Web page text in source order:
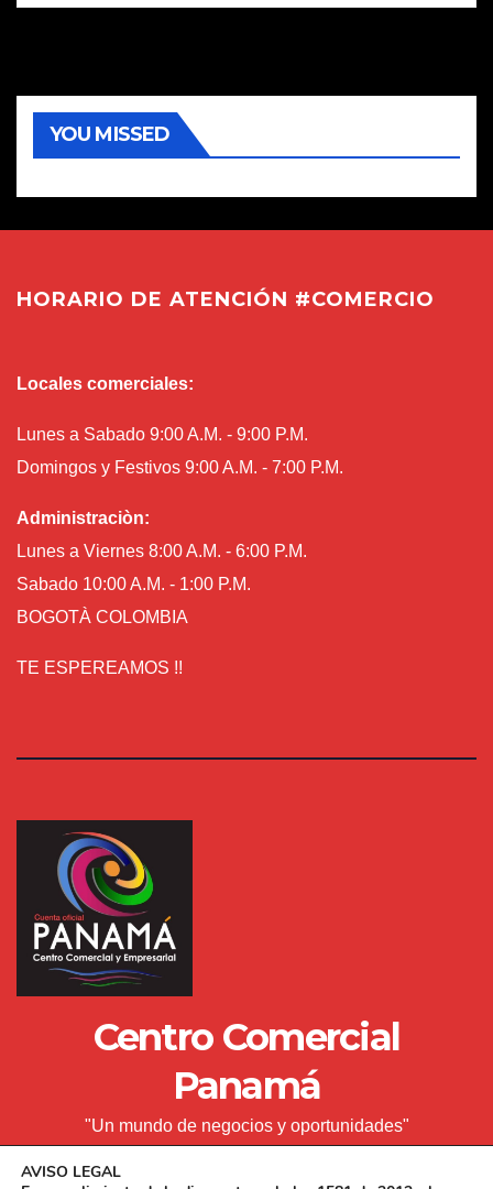
YOU MISSED
HORARIO DE ATENCIÓN #COMERCIO
Locales comerciales:
Lunes a Sabado 9:00 A.M. - 9:00 P.M.
Domingos y Festivos 9:00 A.M. - 7:00 P.M.
Administraciòn:
Lunes a Viernes 8:00 A.M. - 6:00 P.M.
Sabado 10:00 A.M. - 1:00 P.M.
BOGOTÀ COLOMBIA
TE ESPEREAMOS !!
Centro Comercial
Panamá
"Un mundo de negocios y oportunidades"
AVISO LEGAL